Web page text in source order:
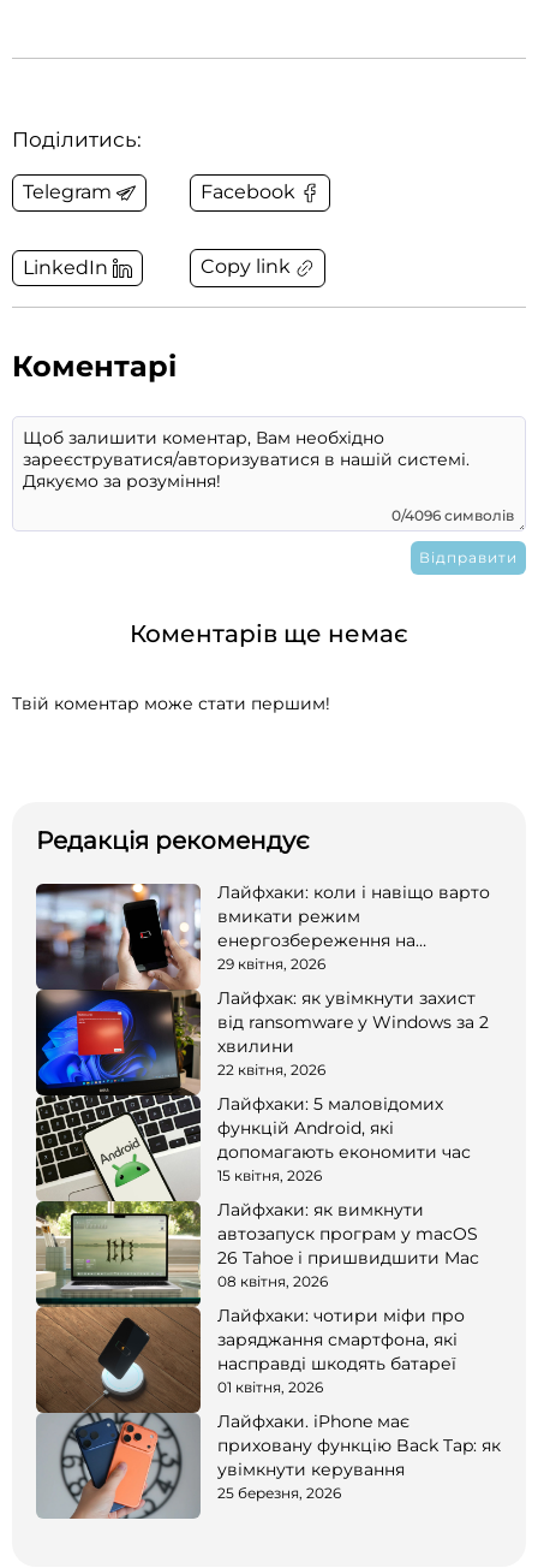
Поділитись:
Telegram Facebook
LinkedIn Copy link
Коментарі
0/4096 символів
Коментарів ще немає
Твій коментар може стати першим!
Редакція рекомендує
Лайфхаки: коли і навіщо варто
вмикати режим
енергозбереження на
смартфоні
29 квітня, 2026
Лайфхак: як увімкнути захист
від ransomware у Windows за 2
хвилини
22 квітня, 2026
Лайфхаки: 5 маловідомих
функцій Android, які
допомагають економити час
15 квітня, 2026
Лайфхаки: як вимкнути
автозапуск програм у macOS
26 Tahoe і пришвидшити Mac
08 квітня, 2026
Лайфхаки: чотири міфи про
заряджання смартфона, які
насправді шкодять батареї
01 квітня, 2026
Лайфхаки. iPhone має
приховану функцію Back Tap: як
увімкнути керування
25 березня, 2026